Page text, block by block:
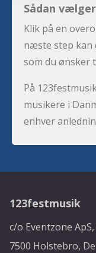
Sådan
Klik på en
næste step kan
som du ønsker
På
musikere i
enhver
123festmusik
c/o Eventzone
7500 Holstebro,